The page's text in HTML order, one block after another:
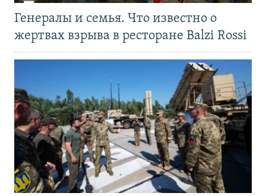
Генералы и семья. Что известно о
жертвах взрыва в ресторане Balzi Rossi